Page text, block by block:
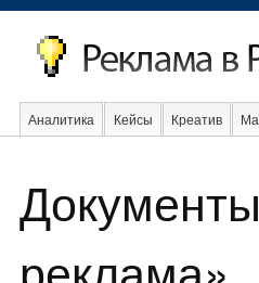
Аналитика Кейсы Креатив